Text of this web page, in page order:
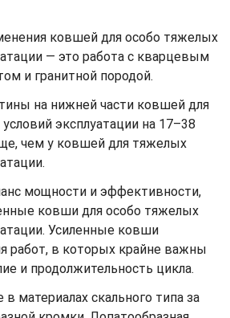
ковшей для особо тяжелых
— это работа с кварцевым
и гранитной породой.
на нижней части ковшей для
эксплуатации на 17–38
чем у ковшей для тяжелых
мощности и эффективности,
ковши для особо тяжелых
Усиленные ковши
работ, в которых крайне важны
и продолжительность цикла.
в материалах скального типа за